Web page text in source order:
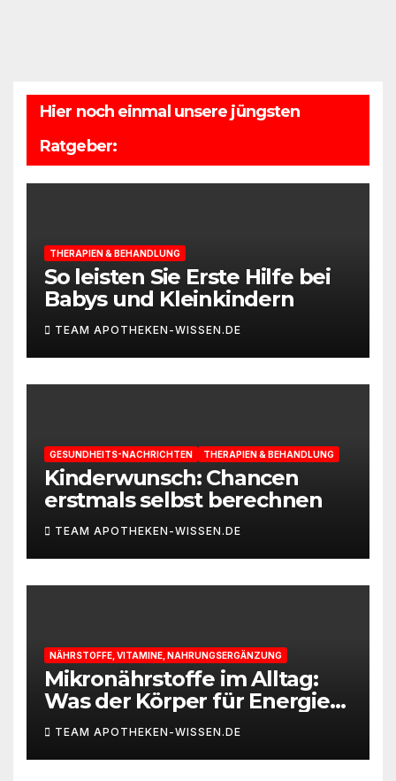
Hier noch einmal unsere jüngsten
Ratgeber:
THERAPIEN & BEHANDLUNG
So leisten Sie Erste Hilfe bei
Babys und Kleinkindern
TEAM APOTHEKEN-WISSEN.DE
GESUNDHEITS-NACHRICHTEN THERAPIEN & BEHANDLUNG
Kinderwunsch: Chancen
erstmals selbst berechnen
TEAM APOTHEKEN-WISSEN.DE
NÄHRSTOFFE, VITAMINE, NAHRUNGSERGÄNZUNG
Mikronährstoffe im Alltag:
Was der Körper für Energie
und Leistungsfähigkeit
braucht
TEAM APOTHEKEN-WISSEN.DE